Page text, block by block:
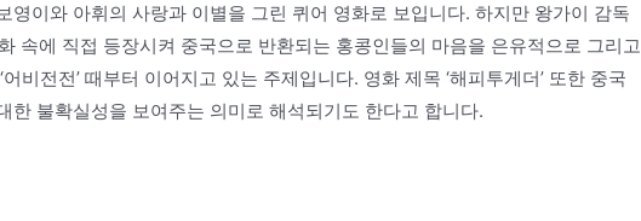
영이와 아휘의 사랑과 이별을 그린 퀴어 영화로 보입니다. 하지만 왕가이 감독
속에 직접 등장시켜 중국으로 반환되는 홍콩인들의 마음을 은유적으로 그리고
비전전’ 때부터 이어지고 있는 주제입니다. 영화 제목 ‘해피투게더’ 또한 중국
한 불확실성을 보여주는 의미로 해석되기도 한다고 합니다.